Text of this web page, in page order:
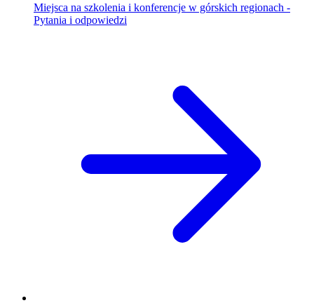
Miejsca na szkolenia i konferencje w górskich regionach -
Pytania i odpowiedzi